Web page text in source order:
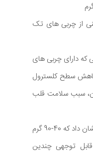
از چربی های تک
که دارای چربی های
سطح کلسترول
سبب سلامت قلب
مطالعه در 17 مرد با کلسترول بالا نشان داد که 40-90 گرم
قابل توجهی چندین